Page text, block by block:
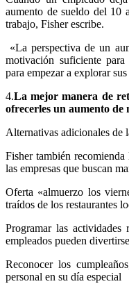
aumento de sueldo del 10
trabajo, Fisher escribe.
«La perspectiva de un
motivación suficiente
para empezar a explorar
4.La mejor manera de
ofrecerles un aumento de
Alternativas adicionales de
Fisher también
las empresas que buscan
Oferta «almuerzo los
traídos de los restaurantes
Programar las
empleados pueden
Reconocer los
personal en su día especial